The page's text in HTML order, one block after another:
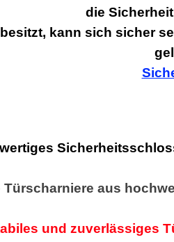
die
kann sich sicher
aus
und zuverlässiges